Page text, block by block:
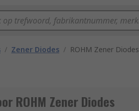
/ Zener Diodes / ROHM Zener Diodes
ROHM Zener Diodes